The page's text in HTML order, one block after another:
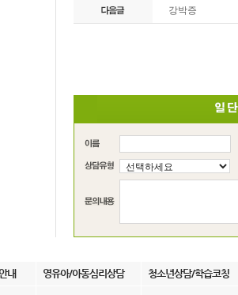
강박증
내 영유아/아동심리상담 청소년상담/학습코칭